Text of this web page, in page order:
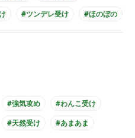
#ツンデレ受け
#ほのぼの
#エロ度MAX!!
#先輩・後輩
#強気攻め
#わんこ受け
#天然受け
#あまあま